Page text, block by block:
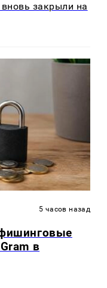
закрыли на
5 часов назад
в